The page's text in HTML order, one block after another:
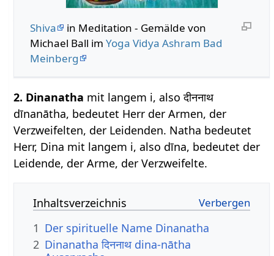
Shiva
in Meditation - Gemälde von
Michael Ball im Yoga Vidya Ashram Bad
Meinberg
2. Dinanatha mit langem i, also दीननाथ
dīnanātha, bedeutet Herr der Armen, der
Verzweifelten, der Leidenden. Natha bedeutet
Herr, Dina mit langem i, also dīna, bedeutet der
Leidende, der Arme, der Verzweifelte.
Inhaltsverzeichnis
1 Der spirituelle Name Dinanatha
2 Dinanatha दिननाथ dina-nātha